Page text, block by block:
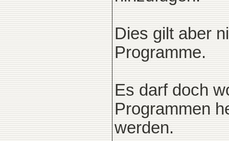
Dies gilt aber
Programme.
Es darf doch
Programmen
werden.